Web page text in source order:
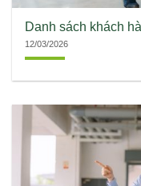
Danh sách khách
12/03/2026